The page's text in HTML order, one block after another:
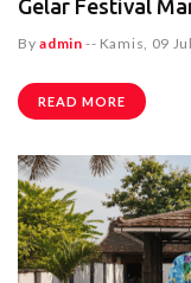
Gelar Festival
Byadmin -- Kamis, 09
READ MORE